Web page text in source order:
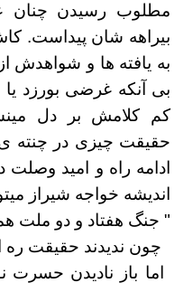
مطلوب رسیدن چنان
بیراهه شان پیداست.
به یافته ها و شواهدش
بی آنکه غرضی بورزد
کم کلامش بر دل
حقیقت چیزی در چنته ی
ادامه راه و امید
اندیشه خواجه شیراز
" جنگ هفتاد و دو ملت
چون ندیدند حقیقت ره
اما باز نادیدن